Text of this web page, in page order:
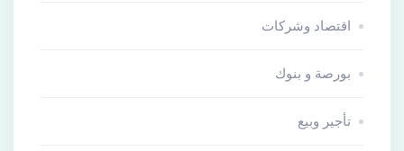
اقتصاد وشركات
بورصة و بنوك
تأجير وبيع